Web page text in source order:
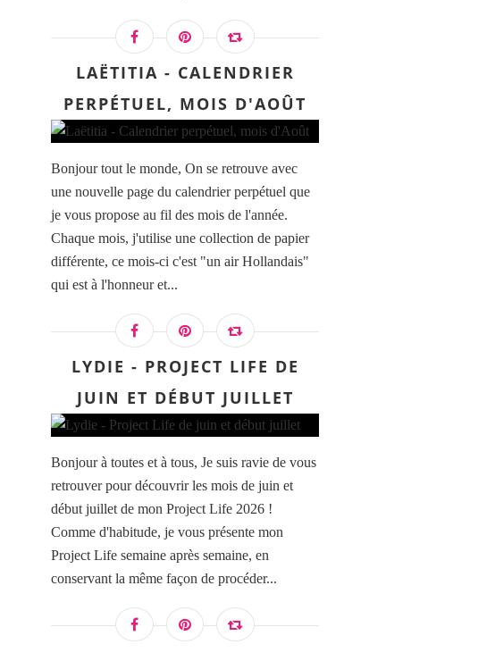
LAËTITIA - CALENDRIER
PERPÉTUEL, MOIS D'AOÛT
Bonjour tout le monde, On se retrouve avec
une nouvelle page du calendrier perpétuel que
je vous propose au fil des mois de l'année.
Chaque mois, j'utilise une collection de papier
différente, ce mois-ci c'est "un air Hollandais"
qui est à l'honneur et...
LYDIE - PROJECT LIFE DE
JUIN ET DÉBUT JUILLET
Bonjour à toutes et à tous, Je suis ravie de vous
retrouver pour découvrir les mois de juin et
début juillet de mon Project Life 2026 !
Comme d'habitude, je vous présente mon
Project Life semaine après semaine, en
conservant la même façon de procéder...